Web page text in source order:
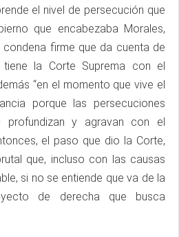
el nivel de persecución que
que encabezaba Morales,
firme que da cuenta de
la Corte Suprema con el
“en el momento que vive el
porque las persecuciones
profundizan y agravan con el
el paso que dio la Corte,
que, incluso con las causas
si no se entiende que va de la
de derecha que busca